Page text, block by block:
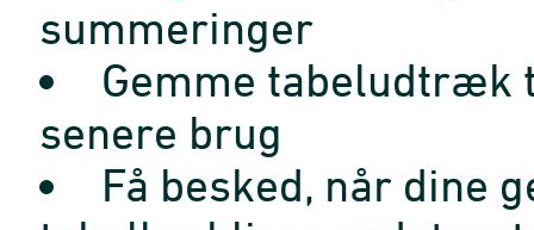
summeringer
Gemme tabeludtræk
senere brug
Få besked, når dine